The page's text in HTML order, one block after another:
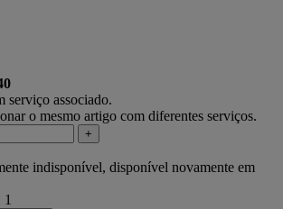
serviço associado.
o mesmo artigo com diferentes serviços.
+
indisponível, disponível novamente em